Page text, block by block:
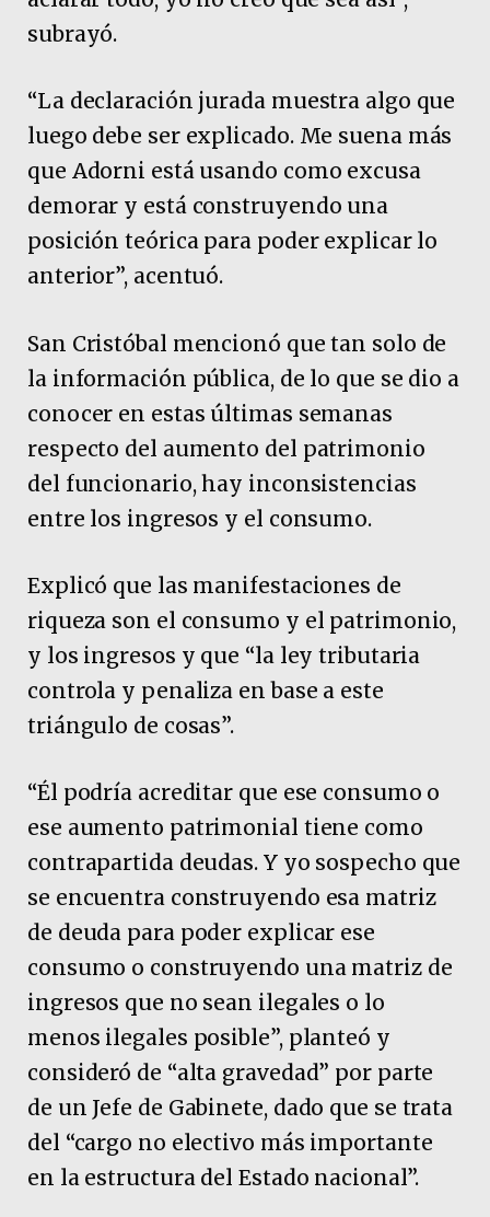
subrayó.
“La declaración jurada muestra algo que
luego debe ser explicado. Me suena más
que Adorni está usando como excusa
demorar y está construyendo una
posición teórica para poder explicar lo
anterior”, acentuó.
San Cristóbal mencionó que tan solo de
la información pública, de lo que se dio a
conocer en estas últimas semanas
respecto del aumento del patrimonio
del funcionario, hay inconsistencias
entre los ingresos y el consumo.
Explicó que las manifestaciones de
riqueza son el consumo y el patrimonio,
y los ingresos y que “la ley tributaria
controla y penaliza en base a este
triángulo de cosas”.
“Él podría acreditar que ese consumo o
ese aumento patrimonial tiene como
contrapartida deudas. Y yo sospecho que
se encuentra construyendo esa matriz
de deuda para poder explicar ese
consumo o construyendo una matriz de
ingresos que no sean ilegales o lo
menos ilegales posible”, planteó y
consideró de “alta gravedad” por parte
de un Jefe de Gabinete, dado que se trata
del “cargo no electivo más importante
en la estructura del Estado nacional”.